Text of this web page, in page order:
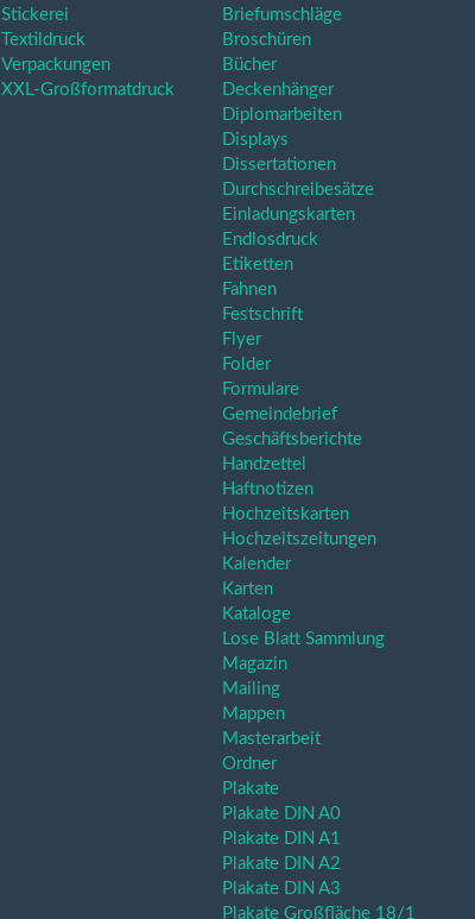
Stickerei
Textildruck
Verpackungen
XXL-Großformatdruck
Briefumschläge
Broschüren
Bücher
Deckenhänger
Diplomarbeiten
Displays
Dissertationen
Durchschreibesätze
Einladungskarten
Endlosdruck
Etiketten
Fahnen
Festschrift
Flyer
Folder
Formulare
Gemeindebrief
Geschäftsberichte
Handzettel
Haftnotizen
Hochzeitskarten
Hochzeitszeitungen
Kalender
Karten
Kataloge
Lose Blatt Sammlung
Magazin
Mailing
Mappen
Masterarbeit
Ordner
Plakate
Plakate DIN A0
Plakate DIN A1
Plakate DIN A2
Plakate DIN A3
Plakate Großfläche 18/1